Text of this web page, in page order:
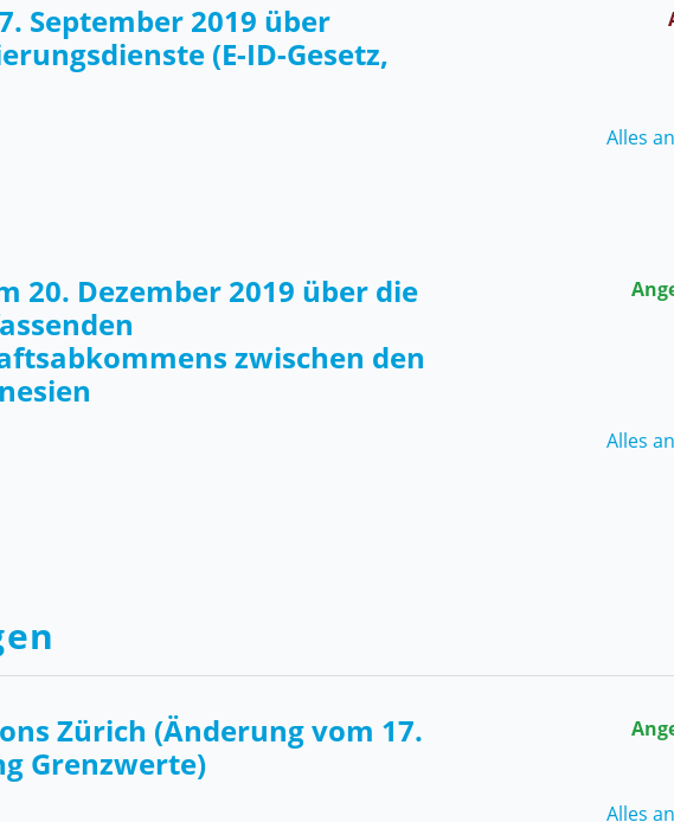
September 2019 über
(E-ID-Gesetz,
Alles
20. Dezember 2019 über die
zwischen den
Alles
Zürich (Änderung vom 17.
Grenzwerte)
Alles